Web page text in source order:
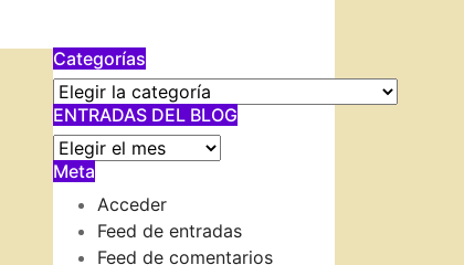
Categorías
Categorías
ENTRADAS DEL BLOG
ENTRADAS
DEL
BLOG
Meta
Acceder
Feed de entradas
Feed de comentarios